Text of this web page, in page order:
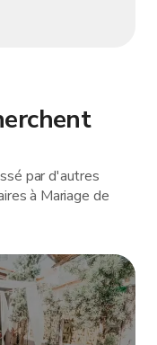
par d'autres
à Mariage de